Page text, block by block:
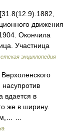
движения
Окончила
Участница
энциклопедия
вдается в
же в ширину.
…